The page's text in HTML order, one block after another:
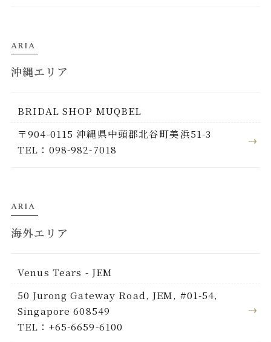
ARIA
沖縄エリア
BRIDAL SHOP MUQBEL
〒904-0115 沖縄県中頭郡北谷町美浜51-3
TEL：098-982-7018
ARIA
海外エリア
Venus Tears - JEM
50 Jurong Gateway Road, JEM, #01-54,
Singapore 608549
TEL：+65-6659-6100